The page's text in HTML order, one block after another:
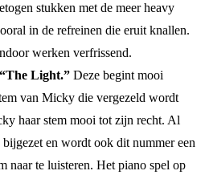
stukken met de meer heavy
in de refreinen die eruit knallen.
werken verfrissend.
“The Light.” Deze begint mooi
van Micky die vergezeld wordt
haar stem mooi tot zijn recht. Al
en wordt ook dit nummer een
naar te luisteren. Het piano spel op